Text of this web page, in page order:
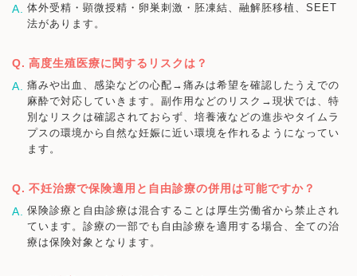
体外受精・顕微授精・卵巣刺激・胚凍結、融解胚移植、SEET
法があります。
高度生殖医療に関するリスクは？
痛みや出血、感染などの心配→痛みは希望を確認したうえでの
麻酔で対応していきます。副作用などのリスク→現状では、特
別なリスクは確認されておらず、培養液などの進歩やタイムラ
プスの環境から自然な妊娠に近い環境を作れるようになってい
ます。
不妊治療で保険適用と自由診療の併用は可能ですか？
保険診療と自由診療は混合することは厚生労働省から禁止され
ています。診療の一部でも自由診療を適用する場合、全ての治
療は保険対象となります。